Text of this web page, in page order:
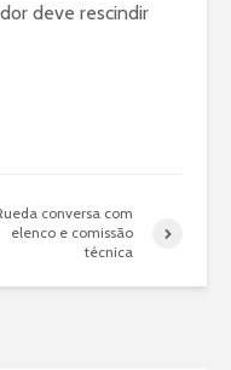
deve rescindir
conversa com
elenco e comissão
técnica